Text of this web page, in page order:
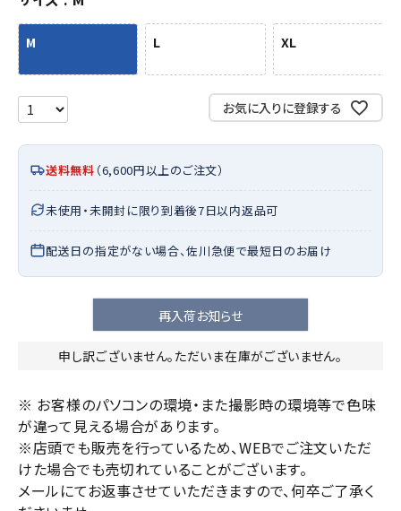
M L XL
お気に入りに登録する
送料無料 （6,600円以上のご注文）
未使用・未開封に限り到着後7日以内返品可
配送日の指定がない場合、佐川急便で最短日のお届け
再入荷お知らせ
申し訳ございません。ただいま在庫がございません。
※ お客様のパソコンの環境・また撮影時の環境等で色味
が違って見える場合があります。
※店頭でも販売を行っているため、WEBでご注文いただ
けた場合でも売切れていることがございます。
メールにてお返事させていただきますので、何卒ご了承く